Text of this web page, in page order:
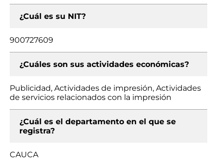
¿Cuál es su NIT?
900727609
¿Cuáles son sus actividades económicas?
Publicidad, Actividades de impresión, Actividades
de servicios relacionados con la impresión
¿Cuál es el departamento en el que se
registra?
CAUCA